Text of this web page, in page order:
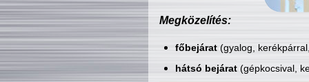
Megközelítés:
főbejárat(gyalog,
hátsó bejárat(gépkocsival,